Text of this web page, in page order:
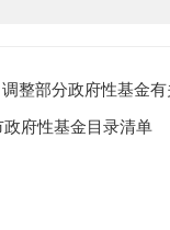
调整部分政府性基金
府性基金目录清单